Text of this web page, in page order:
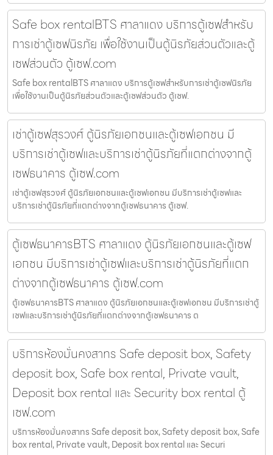
Safe box rentalBTS ศาลาแดง บริการตู้เซฟสำหรับ
การเช่าตู้เซฟนิรภัย เพื่อใช้งานเป็นตู้นิรภัยส่วนตัวและตู้
เซฟส่วนตัว ตู้เซฟ.com
Safe box rentalBTS ศาลาแดง บริการตู้เซฟสำหรับการเช่าตู้เซฟนิรภัย
เพื่อใช้งานเป็นตู้นิรภัยส่วนตัวและตู้เซฟส่วนตัว ตู้เซฟ.
เช่าตู้เซฟสุรวงศ์ ตู้นิรภัยเอกชนและตู้เซฟเอกชน มี
บริการเช่าตู้เซฟและบริการเช่าตู้นิรภัยที่แตกต่างจากตู้
เซฟธนาคาร ตู้เซฟ.com
เช่าตู้เซฟสุรวงศ์ ตู้นิรภัยเอกชนและตู้เซฟเอกชน มีบริการเช่าตู้เซฟและ
บริการเช่าตู้นิรภัยที่แตกต่างจากตู้เซฟธนาคาร ตู้เซฟ.
ตู้เซฟธนาคารBTS ศาลาแดง ตู้นิรภัยเอกชนและตู้เซฟ
เอกชน มีบริการเช่าตู้เซฟและบริการเช่าตู้นิรภัยที่แตก
ต่างจากตู้เซฟธนาคาร ตู้เซฟ.com
ตู้เซฟธนาคารBTS ศาลาแดง ตู้นิรภัยเอกชนและตู้เซฟเอกชน มีบริการเช่าตู้
เซฟและบริการเช่าตู้นิรภัยที่แตกต่างจากตู้เซฟธนาคาร ต
บริการห้องมั่นคงสาทร Safe deposit box, Safety
deposit box, Safe box rental, Private vault,
Deposit box rental และ Security box rental ตู้
เซฟ.com
บริการห้องมั่นคงสาทร Safe deposit box, Safety deposit box, Safe
box rental, Private vault, Deposit box rental และ Securi